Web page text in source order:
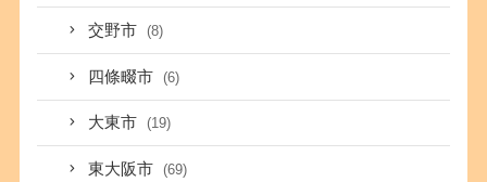
交野市 (8)
四條畷市 (6)
大東市 (19)
東大阪市 (69)